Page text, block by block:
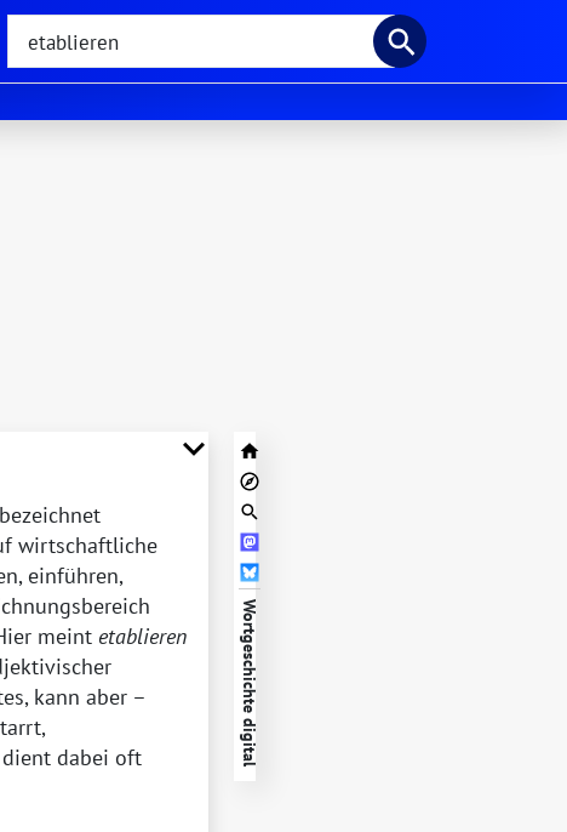
bezeichnet
wirtschaftliche
einführen,
meint etablieren
kann aber –
dient dabei oft
Wortgeschichte digital